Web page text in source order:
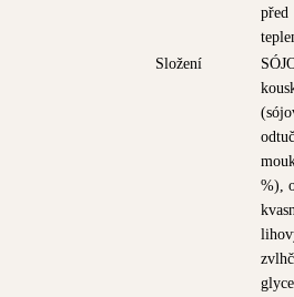
před
Složení
%),